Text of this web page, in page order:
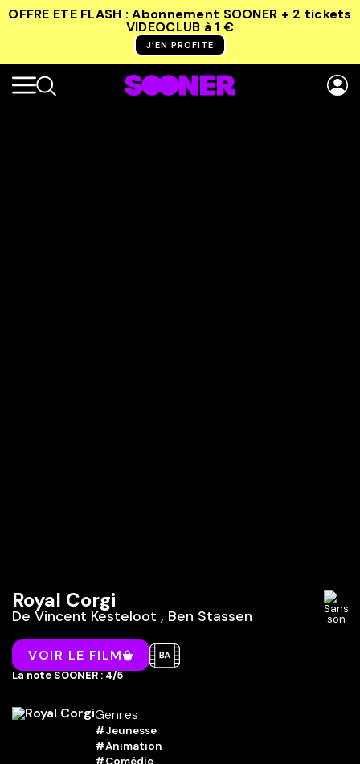
OFFRE ETE FLASH : Abonnement SOONER + 2 tickets
VIDEOCLUB à 1 €
J’EN PROFITE
Royal Corgi
De Vincent Kesteloot , Ben Stassen
VOIR LE FILM
La note SOONER : 4/5
Genres
#Jeunesse
#Animation